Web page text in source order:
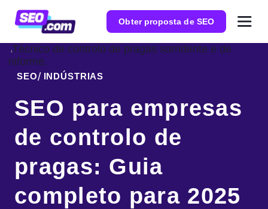
Obter proposta de SEO
SEO INDÚSTRIAS
SEO para empresas
de controlo de
pragas: Guia
completo para 2025